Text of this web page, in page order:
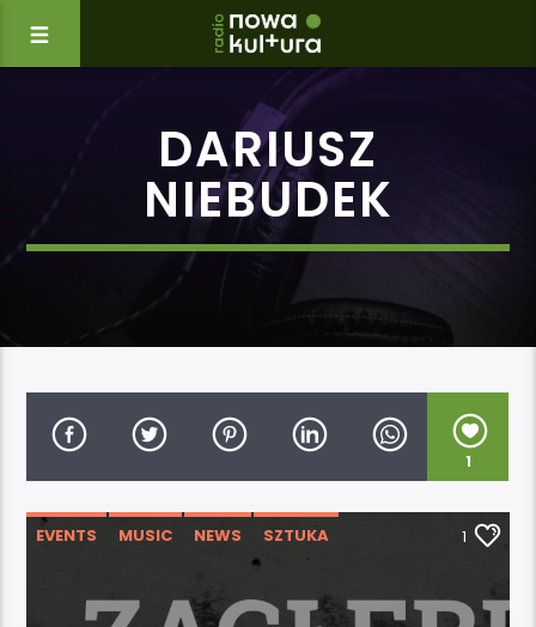
DARIUSZ
NIEBUDEK
1
EVENTS MUSIC NEWS
SZTUKA
1